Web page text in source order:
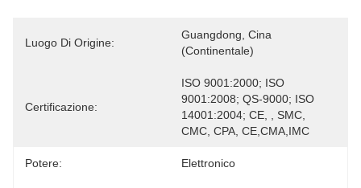
Luogo Di Origine:
Guangdong, Cina
(continentale)
Certificazione:
ISO 9001:2000; ISO
9001:2008; QS-9000; ISO
14001:2004; CE, , SMC,
CMC, CPA, CE,CMA,IMC
Potere: Elettronico